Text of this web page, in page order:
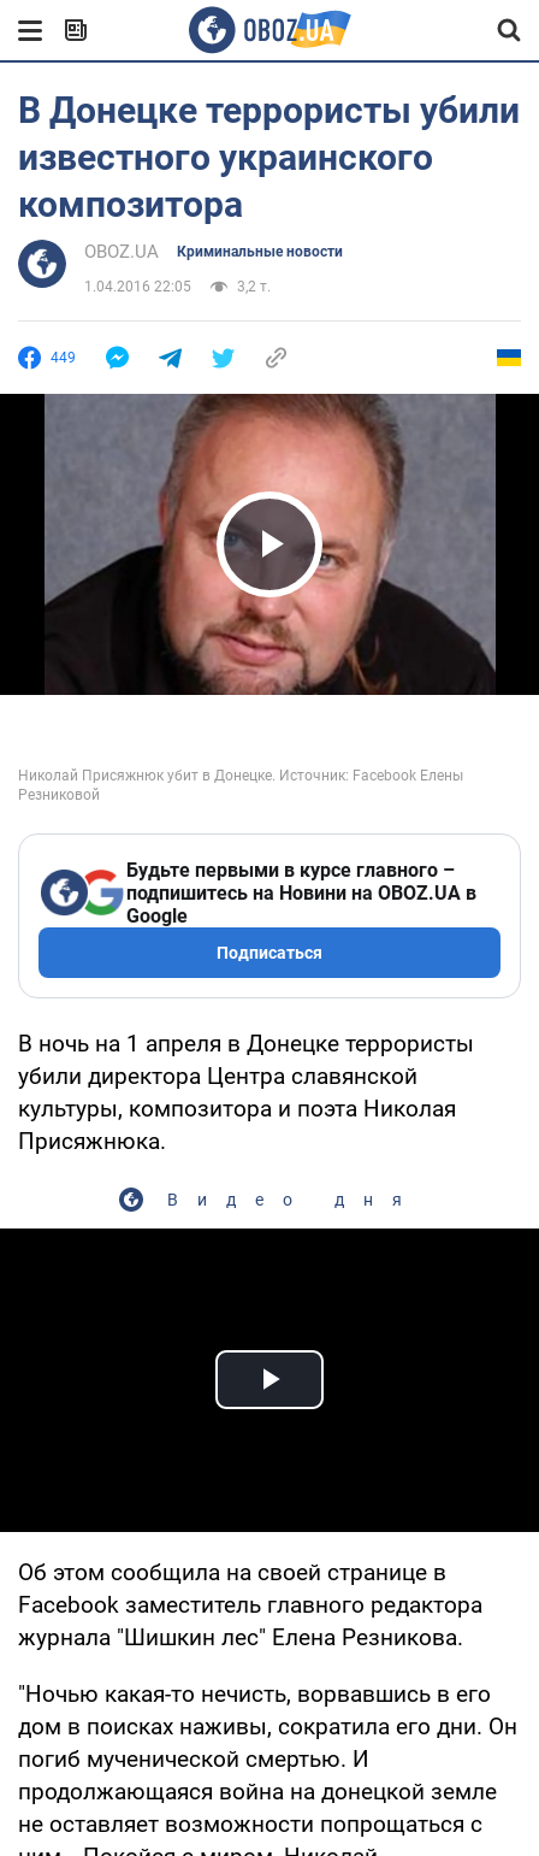
В Донецке террористы убили
известного украинского
композитора
OBOZ.UA Криминальные новости
1.04.2016 22:05 3,2 т.
449
Play Video
Будьте первыми в курсе главного –
подпишитесь на Новини на OBOZ.UA в
Google
Подписаться
В ночь на 1 апреля в Донецке террористы
убили директора Центра славянской
культуры, композитора и поэта Николая
Присяжнюка.
Видео дня
Play Video
Об этом сообщила на своей странице в
Facebook заместитель главного редактора
журнала "Шишкин лес" Елена Резникова.
"Ночью какая-то нечисть, ворвавшись в его
дом в поисках наживы, сократила его дни. Он
погиб мученической смертью. И
продолжающаяся война на донецкой земле
не оставляет возможности попрощаться с